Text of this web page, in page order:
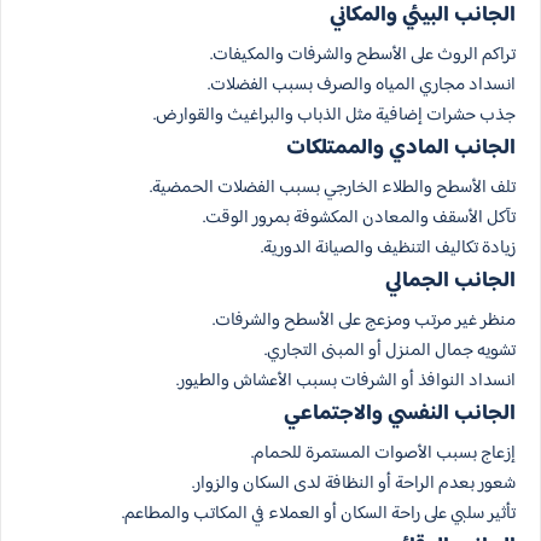
الجانب البيئي والمكاني
تراكم الروث على الأسطح والشرفات والمكيفات.
انسداد مجاري المياه والصرف بسبب الفضلات.
جذب حشرات إضافية مثل الذباب والبراغيث والقوارض.
الجانب المادي والممتلكات
تلف الأسطح والطلاء الخارجي بسبب الفضلات الحمضية.
تآكل الأسقف والمعادن المكشوفة بمرور الوقت.
زيادة تكاليف التنظيف والصيانة الدورية.
الجانب الجمالي
منظر غير مرتب ومزعج على الأسطح والشرفات.
تشويه جمال المنزل أو المبنى التجاري.
انسداد النوافذ أو الشرفات بسبب الأعشاش والطيور.
الجانب النفسي والاجتماعي
إزعاج بسبب الأصوات المستمرة للحمام.
شعور بعدم الراحة أو النظافة لدى السكان والزوار.
تأثير سلبي على راحة السكان أو العملاء في المكاتب والمطاعم.